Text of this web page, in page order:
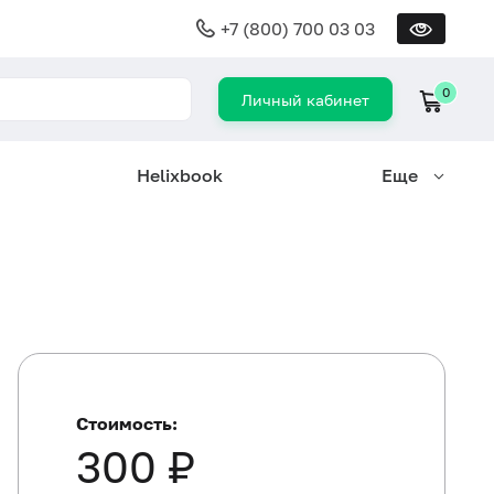
+7 (800) 700 03 03
Личный кабинет 0
Helixbook Еще
Стоимость:
300 ₽